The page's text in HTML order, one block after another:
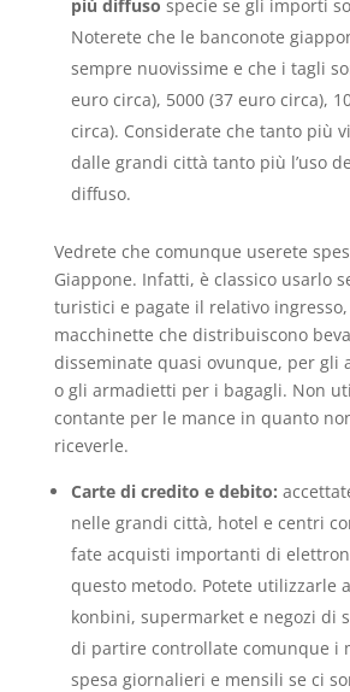
più diffuso specie se gli importi
Noterete che le banconote
sempre nuovissime e che i tagli
euro circa), 5000 (37 euro circa),
circa). Considerate che tanto più
dalle grandi città tanto più l’uso
diffuso.
Vedrete che comunque userete
Giappone. Infatti, è classico usarlo
turistici e pagate il relativo
macchinette che distribuiscono
disseminate quasi ovunque, per gli
o gli armadietti per i bagagli. Non
contante per le mance in quanto
riceverle.
Carte di credito e debito:
nelle grandi città, hotel e centri
fate acquisti importanti di
questo metodo. Potete utilizzarle
konbini, supermarket e negozi di
di partire controllate comunque i
spesa giornalieri e mensili se ci